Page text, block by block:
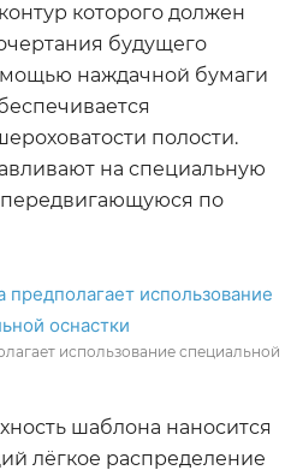
которого должен
будущего
наждачной бумаги
полости.
на специальную
передвигающуюся по
использование специальной
шаблона наносится
лёгкое распределение